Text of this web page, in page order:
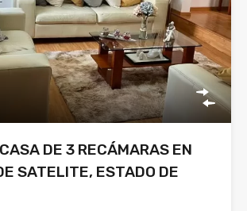
DE 3 RECÁMARAS EN
SATELITE, ESTADO DE